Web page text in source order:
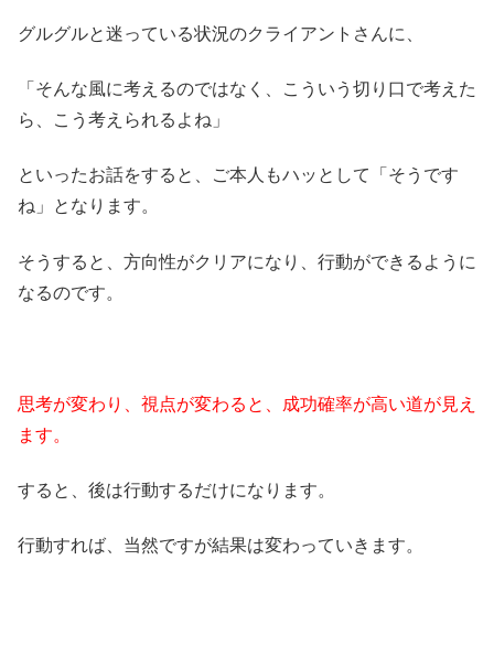
グルグルと迷っている状況のクライアントさんに、
「そんな風に考えるのではなく、こういう切り口で考えた
ら、こう考えられるよね」
といったお話をすると、ご本人もハッとして「そうです
ね」となります。
そうすると、方向性がクリアになり、行動ができるように
なるのです。
思考が変わり、視点が変わると、成功確率が高い道が見え
ます。
すると、後は行動するだけになります。
行動すれば、当然ですが結果は変わっていきます。